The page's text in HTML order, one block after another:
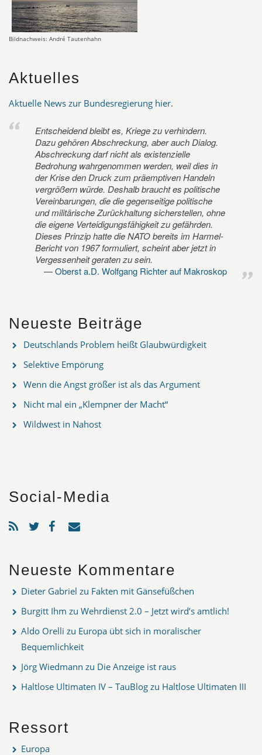
Bildnachweis: André Tautenhahn
Aktuelles
Aktuelle News zur Bundesregierung hier.
Entscheidend bleibt es, Kriege zu verhindern.
Dazu gehören Abschreckung, aber auch Dialog.
Abschreckung darf nicht als existenzielle
Bedrohung wahrgenommen werden, weil dies in
der Krise den Druck zum präemptiven Handeln
vergrößern würde. Deshalb braucht es politische
Vereinbarungen, die die gegenseitige politische
und militärische Zurückhaltung sicherstellen, ohne
die eigene Verteidigungsfähigkeit zu gefährden.
Dieses Prinzip hatte die NATO bereits im Harmel-
Bericht von 1967 formuliert, scheint aber jetzt in
Vergessenheit geraten zu sein.
Oberst a.D. Wolfgang Richter auf Makroskop
Neueste Beiträge
Deutschlands Problem heißt Glaubwürdigkeit
Selektive Empörung
Wenn die Angst größer ist als das Argument
Nicht mal ein „Klempner der Macht“
Wildwest in Nahost
Social-Media
Neueste Kommentare
Dieter Gabriel zu Fakten mit Gänsefüßchen
Burgitt Ihm zu Wehrdienst 2.0 – Jetzt wird’s amtlich!
Aldo Orelli zu Europa übt sich in moralischer
Bequemlichkeit
Jörg Wiedmann zu Die Anzeige ist raus
Haltlose Ultimaten IV – TauBlog zu Haltlose Ultimaten III
Ressort
Europa